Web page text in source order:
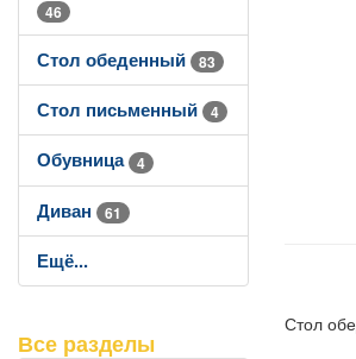
46
Стол обеденный 83
Стол письменный 4
Обувница 4
Диван 61
Ещё...
Все разделы
Стол